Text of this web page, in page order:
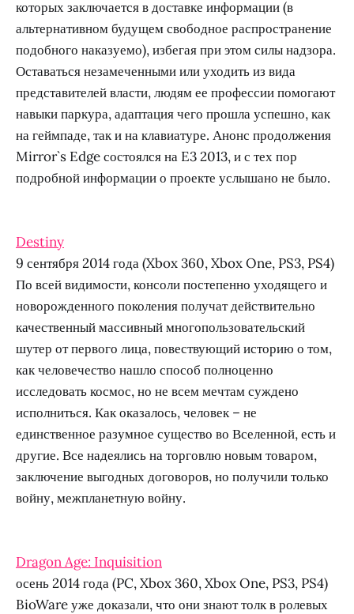
которых заключается в доставке информации (в
альтернативном будущем свободное распространение
подобного наказуемо), избегая при этом силы надзора.
Оставаться незамеченными или уходить из вида
представителей власти, людям ее профессии помогают
навыки паркура, адаптация чего прошла успешно, как
на геймпаде, так и на клавиатуре. Анонс продолжения
Mirror`s Edge состоялся на E3 2013, и с тех пор
подробной информации о проекте услышано не было.
Destiny
9 сентября 2014 года (Xbox 360, Xbox One, PS3, PS4)
По всей видимости, консоли постепенно уходящего и
новорожденного поколения получат действительно
качественный массивный многопользовательский
шутер от первого лица, повествующий историю о том,
как человечество нашло способ полноценно
исследовать космос, но не всем мечтам суждено
исполниться. Как оказалось, человек – не
единственное разумное существо во Вселенной, есть и
другие. Все надеялись на торговлю новым товаром,
заключение выгодных договоров, но получили только
войну, межпланетную войну.
Dragon Age: Inquisition
осень 2014 года (PC, Xbox 360, Xbox One, PS3, PS4)
BioWare уже доказали, что они знают толк в ролевых